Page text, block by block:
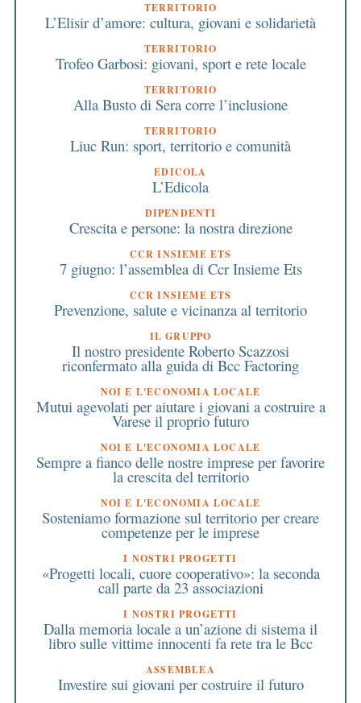
TERRITORIO
L’Elisir d’amore: cultura, giovani e solidarietà
TERRITORIO
Trofeo Garbosi: giovani, sport e rete locale
TERRITORIO
Alla Busto di Sera corre l’inclusione
TERRITORIO
Liuc Run: sport, territorio e comunità
EDICOLA
L’Edicola
DIPENDENTI
Crescita e persone: la nostra direzione
CCR INSIEME ETS
7 giugno: l’assemblea di Ccr Insieme Ets
CCR INSIEME ETS
Prevenzione, salute e vicinanza al territorio
IL GRUPPO
Il nostro presidente Roberto Scazzosi
riconfermato alla guida di Bcc Factoring
NOI E L'ECONOMIA LOCALE
Mutui agevolati per aiutare i giovani a costruire a
Varese il proprio futuro
NOI E L'ECONOMIA LOCALE
Sempre a fianco delle nostre imprese per favorire
la crescita del territorio
NOI E L'ECONOMIA LOCALE
Sosteniamo formazione sul territorio per creare
competenze per le imprese
I NOSTRI PROGETTI
«Progetti locali, cuore cooperativo»: la seconda
call parte da 23 associazioni
I NOSTRI PROGETTI
Dalla memoria locale a un’azione di sistema il
libro sulle vittime innocenti fa rete tra le Bcc
ASSEMBLEA
Investire sui giovani per costruire il futuro